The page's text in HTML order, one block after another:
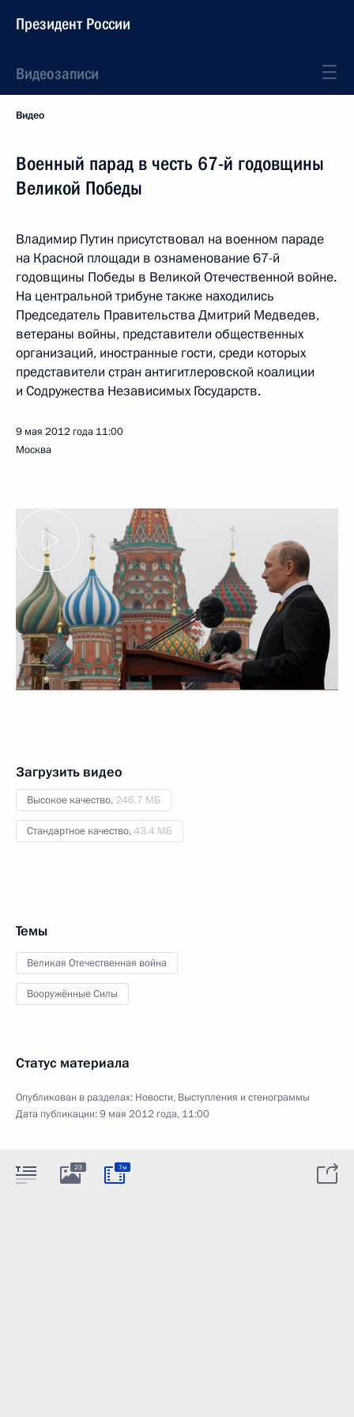
Президент России
Видеозаписи
Видео
Военный парад в честь 67-й годовщины
Великой Победы
Владимир Путин присутствовал на военном параде
на Красной площади в ознаменование 67-й
годовщины Победы в Великой Отечественной войне.
На центральной трибуне также находились
Председатель Правительства Дмитрий Медведев,
ветераны войны, представители общественных
организаций, иностранные гости, среди которых
представители стран антигитлеровской коалиции
и Содружества Независимых Государств.
9 мая 2012 года 11:00
Москва
Загрузить видео
Высокое качество, 246.7 МБ
Стандартное качество,43.4 МБ
Темы
Великая Отечественная война
Вооружённые Силы
Статус материала
Опубликован в разделах: Новости, Выступления и стенограммы
Дата публикации:9 мая 2012 года, 11:00
23 7м